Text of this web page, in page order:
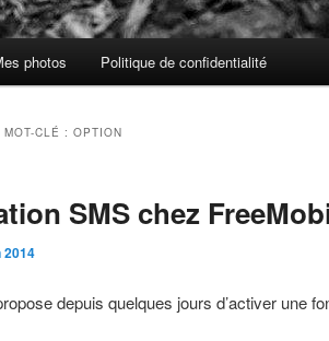
photos Politique de confidentialité
CLÉ : OPTION
SMS chez
2014
depuis quelques jours d’activer une